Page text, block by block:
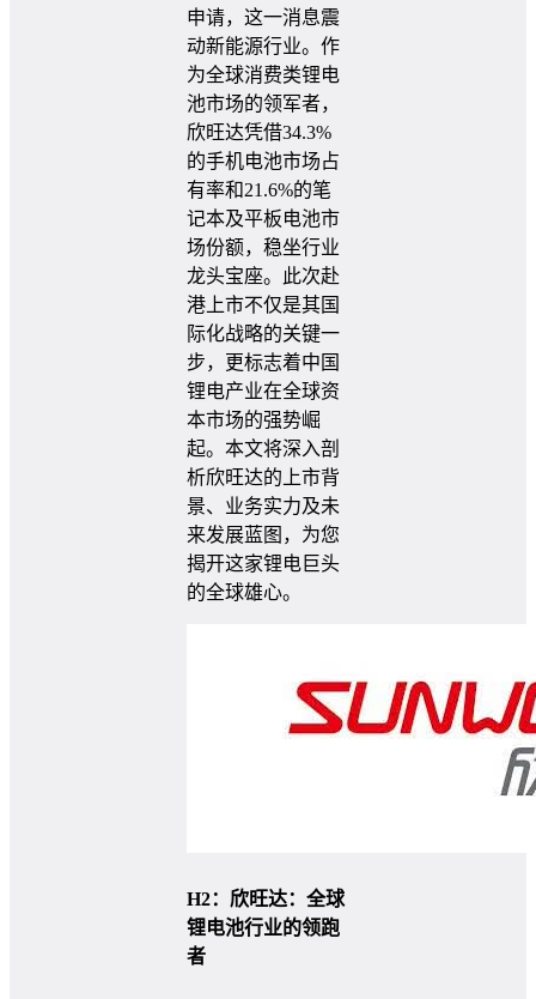
申请，这一消息震
动新能源行业。作
为全球消费类锂电
池市场的领军者，
欣旺达凭借34.3%
的手机电池市场占
有率和21.6%的笔
记本及平板电池市
场份额，稳坐行业
龙头宝座。此次赴
港上市不仅是其国
际化战略的关键一
步，更标志着中国
锂电产业在全球资
本市场的强势崛
起。本文将深入剖
析欣旺达的上市背
景、业务实力及未
来发展蓝图，为您
揭开这家锂电巨头
的全球雄心。
H2：欣旺达：全球
锂电池行业的领跑
者